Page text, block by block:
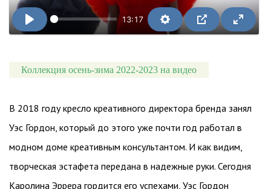
13:17
Коллекция осень-зима 2022-2023 на видео
В 2018 году кресло креативного директора бренда занял
Уэс Гордон, который до этого уже почти год работал в
модном доме креативным консультантом. И как видим,
творческая эстафета передана в надежные руки. Сегодня
Каролина Эррера гордится его успехами, Уэс Гордон